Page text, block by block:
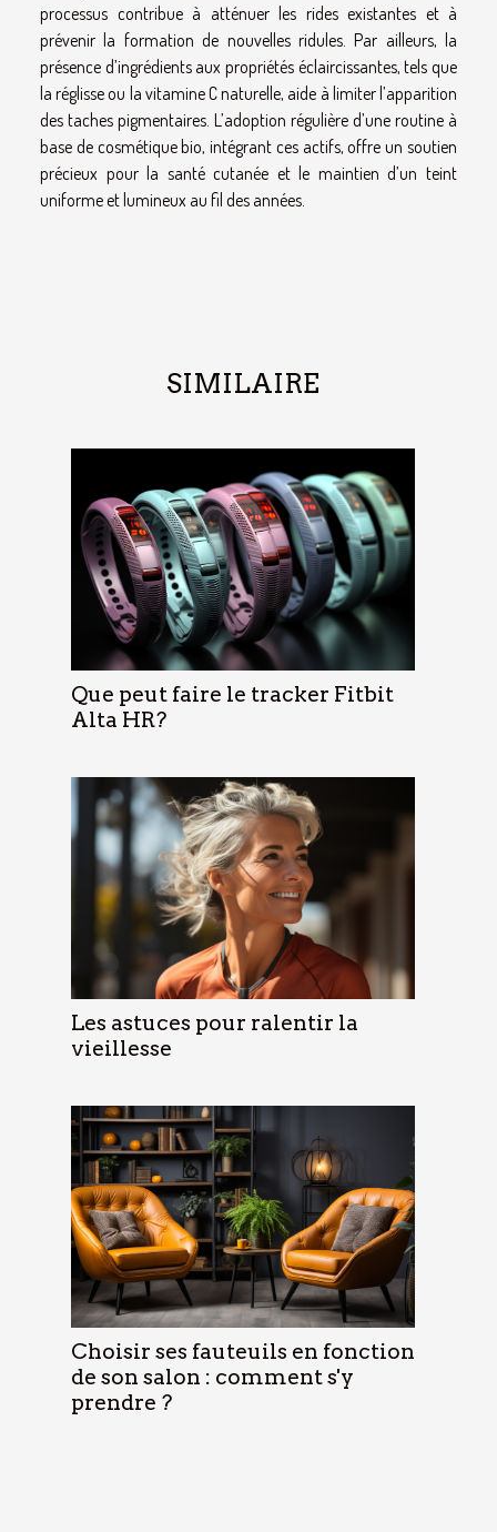
processus contribue à atténuer les rides existantes et à
prévenir la formation de nouvelles ridules. Par ailleurs, la
présence d’ingrédients aux propriétés éclaircissantes, tels que
la réglisse ou la vitamine C naturelle, aide à limiter l’apparition
des taches pigmentaires. L’adoption régulière d’une routine à
base de cosmétique bio, intégrant ces actifs, offre un soutien
précieux pour la santé cutanée et le maintien d’un teint
uniforme et lumineux au fil des années.
SIMILAIRE
Que peut faire le tracker Fitbit
Alta HR?
Les astuces pour ralentir la
vieillesse
Choisir ses fauteuils en fonction
de son salon : comment s'y
prendre ?